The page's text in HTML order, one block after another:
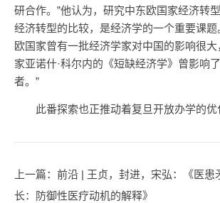
研合作。”他认为，研究中东欧国家经济转
经济转型的比较，是经济学的一个重要课题
欧国家曾有一批经济学家对中国的影响很
家亚诺什·科尔内的《短缺经济学》曾影响
者。”
此番探索也正推动着复旦开放办学的优
上一篇：前沿 | 王贞，封进，宋弘：《医患
长：防御性医疗动机的解释》